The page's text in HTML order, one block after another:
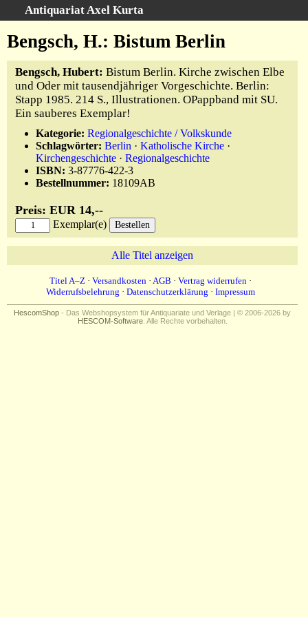
Antiquariat Axel Kurta
Startseite
Suche
Sachgebiete
Schlagwörter
Kataloge
Ankauf
Warenkorb
Geschäftschronik
Bengsch, H.: Bistum Berlin
Bengsch, Hubert: Bistum Berlin. Kirche zwischen Elbe
und Oder mit tausendjähriger Vorgeschichte. Berlin:
Stapp 1985. 214 S., Illustrationen. OPappband mit SU.
Ein sauberes Exemplar!
Kategorie: Regionalgeschichte / Volkskunde
Schlagwörter: Berlin · Katholische Kirche ·
Kirchengeschichte · Regionalgeschichte
ISBN: 3-87776-422-3
Bestellnummer: 18109AB
Preis: EUR 14,--
Exemplar(e)
Alle Titel anzeigen
Titel A–Z · Versandkosten · AGB · Vertrag widerrufen ·
Widerrufsbelehrung · Datenschutzerklärung · Impressum
HescomShop - Das Webshopsystem für Antiquariate und Verlage | © 2006-2026 by
HESCOM-Software. Alle Rechte vorbehalten.